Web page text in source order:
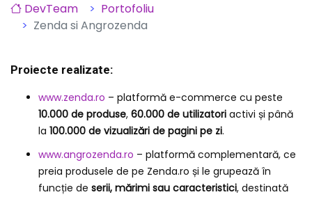
DevTeam
Portofoliu
Zenda si Angrozenda
Proiecte realizate:
www.zenda.ro – platformă e-commerce cu peste
10.000 de produse, 60.000 de utilizatori activi și până
la 100.000 de vizualizări de pagini pe zi.
www.angrozenda.ro – platformă complementară, ce
preia produsele de pe Zenda.ro și le grupează în
funcție de serii, mărimi sau caracteristici, destinată